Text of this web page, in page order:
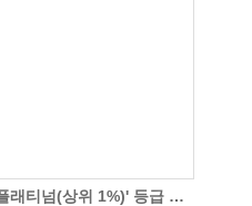
(주)유성계전 EcoVadis '플래티넘(상위 1%)' 등급 획득